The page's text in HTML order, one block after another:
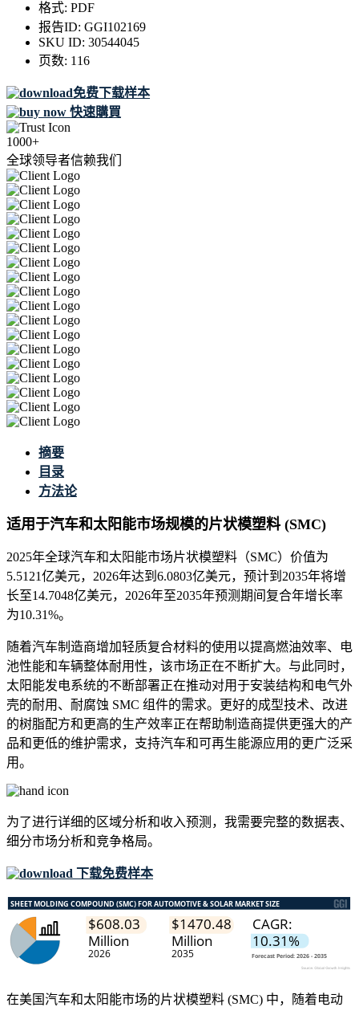
格式: PDF
报告ID: GGI102169
SKU ID: 30544045
页数: 116
免费下载样本
快速購買
1000+
全球领导者信赖我们
摘要
目录
方法论
适用于汽车和太阳能市场规模的片状模塑料 (SMC)
2025年全球汽车和太阳能市场片状模塑料（SMC）价值为
5.5121亿美元，2026年达到6.0803亿美元，预计到2035年将增
长至14.7048亿美元，2026年至2035年预测期间复合年增长率
为10.31%。
随着汽车制造商增加轻质复合材料的使用以提高燃油效率、电
池性能和车辆整体耐用性，该市场正在不断扩大。与此同时，
太阳能发电系统的不断部署正在推动对用于安装结构和电气外
壳的耐用、耐腐蚀 SMC 组件的需求。更好的成型技术、改进
的树脂配方和更高的生产效率正在帮助制造商提供更强大的产
品和更低的维护需求，支持汽车和可再生能源应用的更广泛采
用。
为了进行详细的区域分析和收入预测，我需要完整的数据表、
细分市场分析和竞争格局。
下载免费样本
在美国汽车和太阳能市场的片状模塑料 (SMC) 中，随着电动